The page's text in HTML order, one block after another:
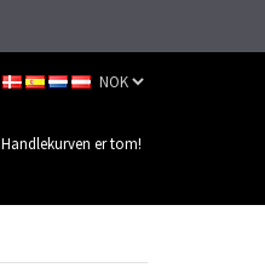
Handlekurven er tom!